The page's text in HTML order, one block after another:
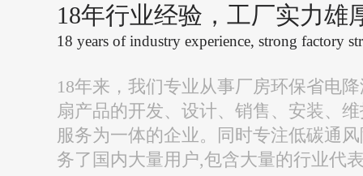
18年行业经验，工厂实力雄
18 years of industry experience, strong factory
18年来，我们专业从事厂房环保省电
扇产品的开发、设计、销售、安装、
服务为一体的企业。同时专注低碳通
务了国内大量用户,包含大量的行业代